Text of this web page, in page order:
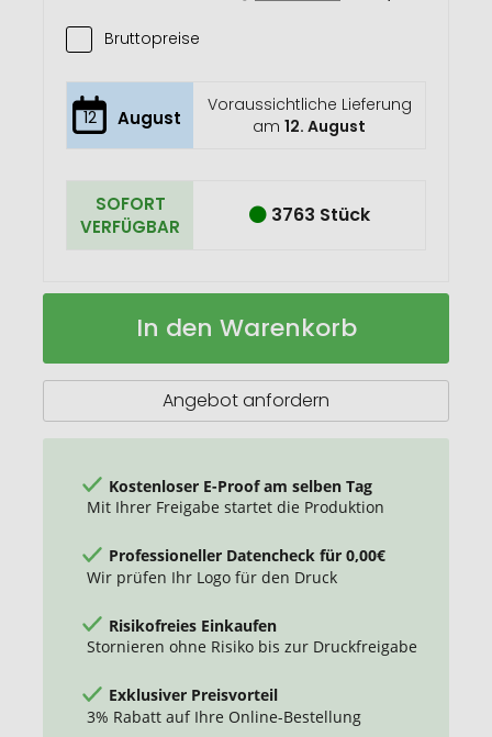
Bruttopreise
12 August
Voraussichtliche Lieferung
am12. August
SOFORT
VERFÜGBAR
3763 Stück
Notizbuch
Auf
In den Warenkorb
Angebot anfordern
Kostenloser E-Proof am selben Tag
Mit Ihrer Freigabe startet die Produktion
Professioneller Datencheck für 0,00€
Wir prüfen Ihr Logo für den Druck
Risikofreies Einkaufen
Stornieren ohne Risiko bis zur Druckfreigabe
Exklusiver Preisvorteil
3% Rabatt auf Ihre Online-Bestellung